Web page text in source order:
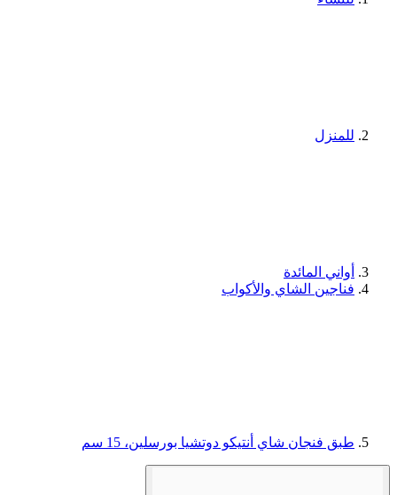
للمنزل
أواني المائدة
فناجين الشاي والأكواب
طبق فنجان شاي أنتيكو دوتشيا بورسلين، 15 سم